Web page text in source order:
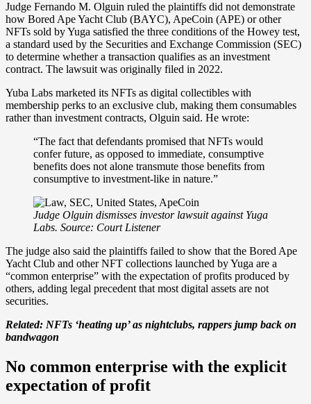
Judge Fernando M. Olguin ruled the plaintiffs did not demonstrate
how Bored Ape Yacht Club (BAYC), ApeCoin (APE) or other
NFTs sold by Yuga satisfied the three conditions of the Howey test,
a standard used by the Securities and Exchange Commission (SEC)
to determine whether a transaction qualifies as an investment
contract. The lawsuit was originally filed in 2022.
Yuba Labs marketed its NFTs as digital collectibles with
membership perks to an exclusive club, making them consumables
rather than investment contracts, Olguin said. He wrote:
“The fact that defendants promised that NFTs would
confer future, as opposed to immediate, consumptive
benefits does not alone transmute those benefits from
consumptive to investment-like in nature.”
Judge Olguin dismisses investor lawsuit against Yuga
Labs. Source: Court Listener
The judge also said the plaintiffs failed to show that the Bored Ape
Yacht Club and other NFT collections launched by Yuga are a
“common enterprise” with the expectation of profits produced by
others, adding legal precedent that most digital assets are not
securities.
Related: NFTs ‘heating up’ as nightclubs, rappers jump back on
bandwagon
No common enterprise with the explicit
expectation of profit